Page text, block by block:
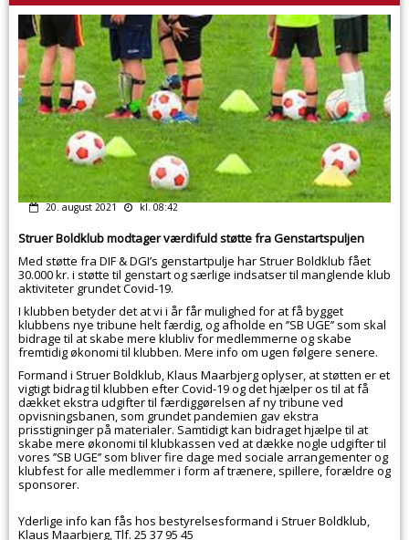
20. august 2021 kl. 08:42
Struer Boldklub modtager værdifuld støtte fra Genstartspuljen
Med støtte fra DIF & DGI’s genstartpulje har Struer Boldklub fået
30.000 kr. i støtte til genstart og særlige indsatser til manglende klub
aktiviteter grundet Covid-19.
I klubben betyder det at vi i år får mulighed for at få bygget
klubbens nye tribune helt færdig, og afholde en ’’SB UGE’’ som skal
bidrage til at skabe mere klubliv for medlemmerne og skabe
fremtidig økonomi til klubben. Mere info om ugen følgere senere.
Formand i Struer Boldklub, Klaus Maarbjerg oplyser, at støtten er et
vigtigt bidrag til klubben efter Covid-19 og det hjælper os til at få
dækket ekstra udgifter til færdiggørelsen af ny tribune ved
opvisningsbanen, som grundet pandemien gav ekstra
prisstigninger på materialer. Samtidigt kan bidraget hjælpe til at
skabe mere økonomi til klubkassen ved at dække nogle udgifter til
vores ’’SB UGE’’ som bliver fire dage med sociale arrangementer og
klubfest for alle medlemmer i form af trænere, spillere, forældre og
sponsorer.
Yderlige info kan fås hos bestyrelsesformand i Struer Boldklub,
Klaus Maarbjerg, Tlf. 25 37 95 45